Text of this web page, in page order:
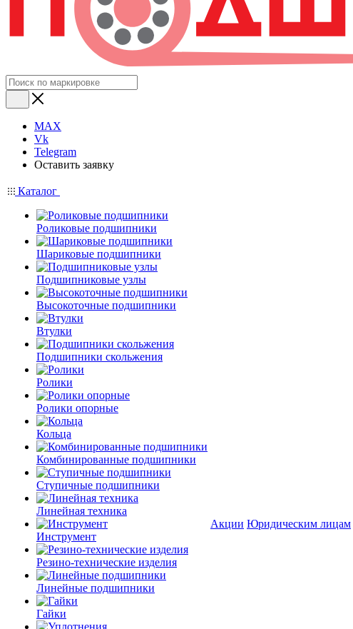
MAX
Vk
Telegram
Оставить заявку
Каталог
Роликовые подшипники
Шариковые подшипники
Подшипниковые узлы
Высокоточные подшипники
Втулки
Подшипники скольжения
Ролики
Ролики опорные
Кольца
Комбинированные подшипники
Ступичные подшипники
Линейная техника
Инструмент
Резино-технические изделия
Линейные подшипники
Гайки
Акции Юридическим лицам